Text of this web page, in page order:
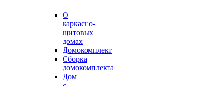
О
каркасно-
щитовых
домах
Домокомплект
Сборка
домокомплекта
Дом